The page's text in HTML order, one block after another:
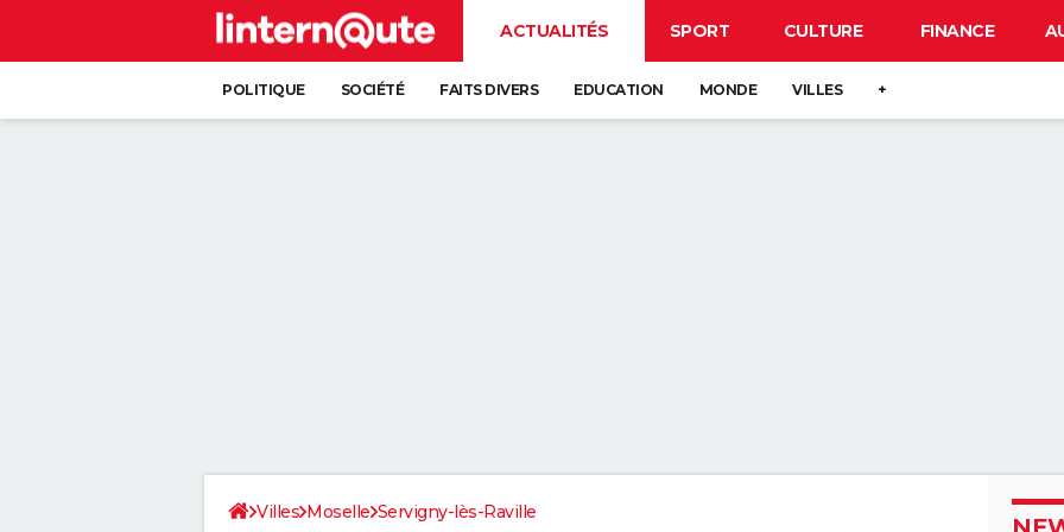
ACTUALITÉS SPORT CULTURE FINANCE
POLITIQUE SOCIÉTÉ FAITS DIVERS EDUCATION MONDE VILLES +
Villes Moselle Servigny-lès-Raville